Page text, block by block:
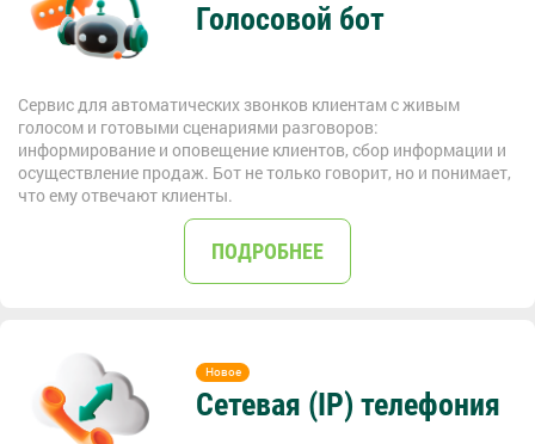
Голосовой бот
Сервис для автоматических звонков клиентам с живым
голосом и готовыми сценариями разговоров:
информирование и оповещение клиентов, сбор информации и
осуществление продаж. Бот не только говорит, но и понимает,
что ему отвечают клиенты.
ПОДРОБНЕЕ
Сетевая (IP) телефония